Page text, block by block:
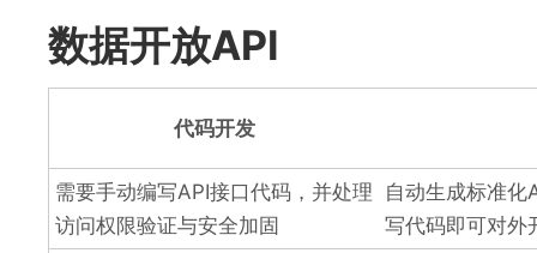
数据开放API
代码开发
需要手动编写API接口代码，并处理
访问权限验证与安全加固
自动生成标准化
写代码即可对外